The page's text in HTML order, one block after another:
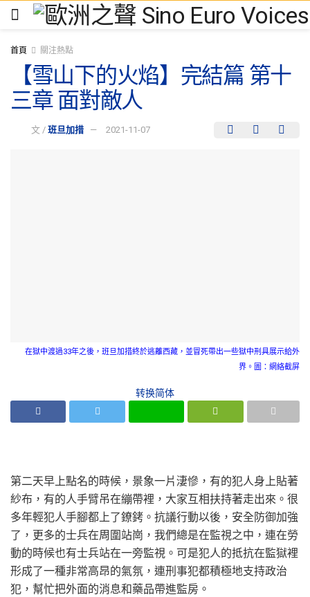
首頁 關注熱點
【雪山下的火焰】完結篇 第十
三章 面對敵人
文 / 班旦加措 2021-11-07
在獄中渡過33年之後，班旦加措終於逃離西藏，並冒死帶出一些獄中刑具展示給外
界。圖：網絡截屏
转换简体
第二天早上點名的時候，景象一片淒慘，有的犯人身上貼著
紗布，有的人手臂吊在繃帶裡，大家互相扶持著走出來。很
多年輕犯人手腳都上了鐐銬。抗議行動以後，安全防御加強
了，更多的士兵在周圍站崗，我們總是在監視之中，連在勞
動的時候也有士兵站在一旁監視。可是犯人的抵抗在監獄裡
形成了一種非常高昂的氣氛，連刑事犯都積極地支持政治
犯，幫忙把外面的消息和藥品帶進監房。